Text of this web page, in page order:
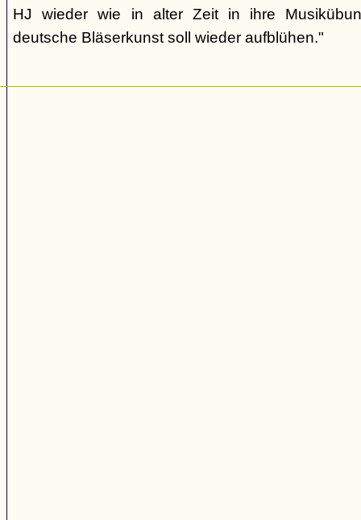
HJ wieder wie in alter Zeit in ihre
deutsche Bläserkunst soll wieder aufblühen."